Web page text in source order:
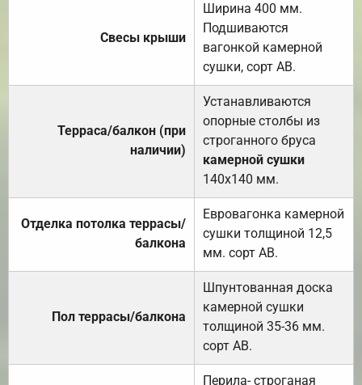
Свесы крыши
Ширина 400 мм.
Подшиваются
вагонкой камерной
сушки, сорт АВ.
Терраса/балкон (при
наличии)
Устанавливаются
опорные столбы из
строганного бруса
камерной сушки
140х140 мм.
Отделка потолка террасы/
балкона
Евровагонка камерной
сушки толщиной 12,5
мм. сорт АВ.
Пол террасы/балкона
Шпунтованная доска
камерной сушки
толщиной 35-36 мм.
сорт АВ.
Перила- строганая